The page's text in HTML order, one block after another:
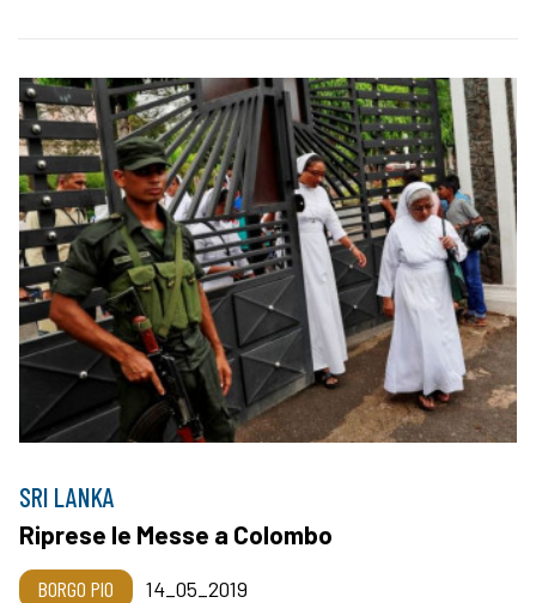
SRI LANKA
Riprese le Messe a Colombo
BORGO PIO 14_05_2019